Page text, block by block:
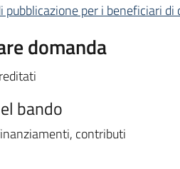
pubblicazione per i beneficiari
domanda
bando
contributi